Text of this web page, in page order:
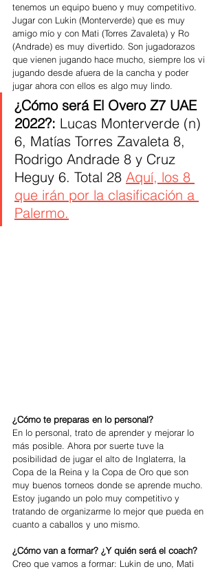
tenemos un equipo bueno y muy competitivo.
Jugar con Lukin (Monterverde) que es muy
amigo mío y con Mati (Torres Zavaleta) y Ro
(Andrade) es muy divertido. Son jugadorazos
que vienen jugando hace mucho, siempre los vi
jugando desde afuera de la cancha y poder
jugar ahora con ellos es algo muy lindo.
¿Cómo será El Overo Z7 UAE
2022?: Lucas Monterverde (n)
6, Matías Torres Zavaleta 8,
Rodrigo Andrade 8 y Cruz
Heguy 6. Total 28 Aquí, los 8
que irán por la clasificación a
Palermo.
¿Cómo te preparas en lo personal?
En lo personal, trato de aprender y mejorar lo
más posible. Ahora por suerte tuve la
posibilidad de jugar el alto de Inglaterra, la
Copa de la Reina y la Copa de Oro que son
muy buenos torneos donde se aprende mucho.
Estoy jugando un polo muy competitivo y
tratando de organizarme lo mejor que pueda en
cuanto a caballos y uno mismo.
¿Cómo van a formar? ¿Y quién será el coach?
Creo que vamos a formar: Lukin de uno, Mati